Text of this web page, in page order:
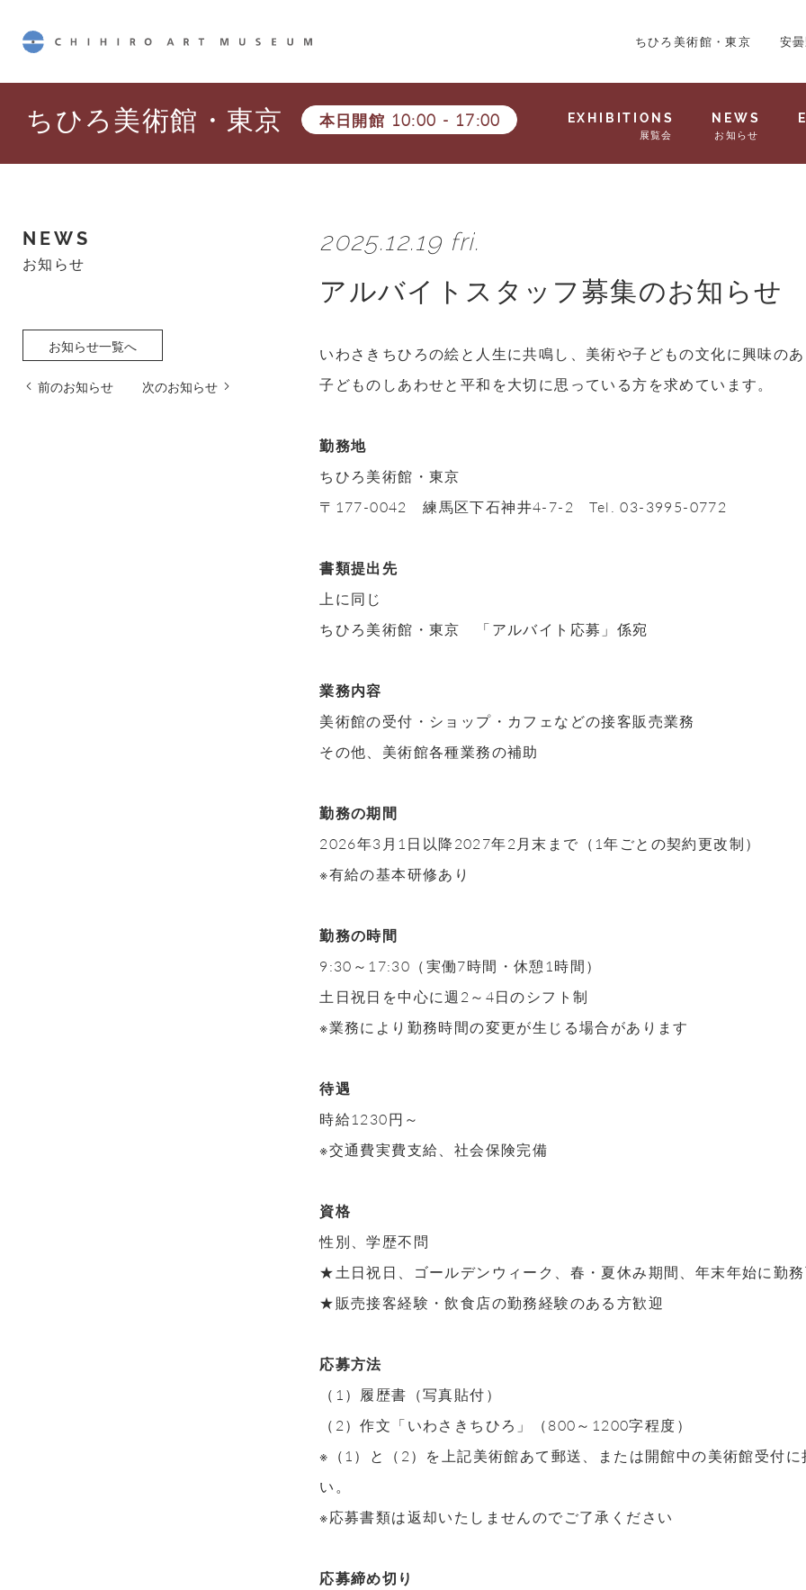
ちひろ美術館・東京 安
ちひろ美術館・東京 本日開館 10:00 - 17:00 EXHIBITIONS
展覧会
NEWS
お知らせ
NEWS
お知らせ
お知らせ一覧へ
前のお知らせ 次のお知らせ
2025.12.19 fri.
アルバイトスタッフ募集のお知らせ
いわさきちひろの絵と人生に共鳴し、美術や子どもの文化に興味のあ
子どものしあわせと平和を大切に思っている方を求めています。
勤務地
ちひろ美術館・東京
〒177-0042 練馬区下石神井4-7-2 Tel. 03-3995-0772
書類提出先
上に同じ
ちひろ美術館・東京 「アルバイト応募」係宛
業務内容
美術館の受付・ショップ・カフェなどの接客販売業務
その他、美術館各種業務の補助
勤務の期間
2026年3月1日以降2027年2月末まで（1年ごとの契約更改制）
※有給の基本研修あり
勤務の時間
9:30～17:30（実働7時間・休憩1時間）
土日祝日を中心に週2～4日のシフト制
※業務により勤務時間の変更が生じる場合があります
待遇
時給1230円～
※交通費実費支給、社会保険完備
資格
性別、学歴不問
★土日祝日、ゴールデンウィーク、春・夏休み期間、年末年始に勤
★販売接客経験・飲食店の勤務経験のある方歓迎
応募方法
（1）履歴書（写真貼付）
（2）作文「いわさきちひろ」（800～1200字程度）
※（1）と（2）を上記美術館あて郵送、または開館中の美術館受付
い。
※応募書類は返却いたしませんのでご了承ください
応募締め切り